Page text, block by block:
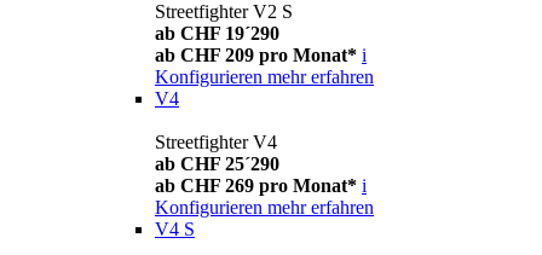
Streetfighter V2 S
ab CHF 19´290
ab CHF 209 pro Monat* i
Konfigurieren mehr erfahren
V4
Streetfighter V4
ab CHF 25´290
ab CHF 269 pro Monat* i
Konfigurieren mehr erfahren
V4 S